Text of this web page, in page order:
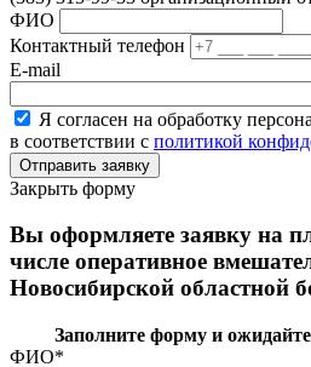
ФИО
Контактный телефон
E-mail
Я согласен на обработку
в соответствии с политикой
Закрыть форму
Вы оформляете заявку на
числе оперативное
Новосибирской областной
Заполните форму и
ФИО*